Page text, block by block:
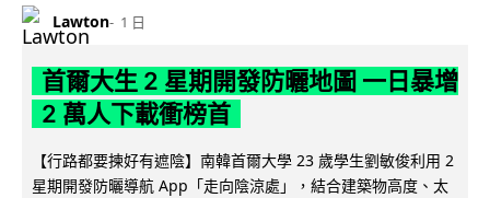
Lawton 1 日
首爾大生 2 星期開發防曬地圖 一日暴增
2 萬人下載衝榜首
【行路都要揀好有遮陰】南韓首爾大學 23 歲學生劉敏俊利用 2
星期開發防曬導航 App「走向陰涼處」，結合建築物高度、太